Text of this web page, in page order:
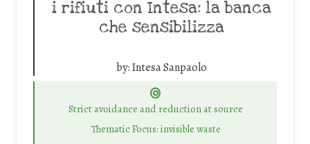
i rifiuti con Intesa: la banca
che sensibilizza
by:Intesa Sanpaolo
Strict avoidance and reduction at source
Thematic Focus: invisible waste